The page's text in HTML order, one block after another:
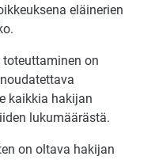
eläinerien
on
kaikkia hakijan
lukumäärästä.
on oltava hakijan